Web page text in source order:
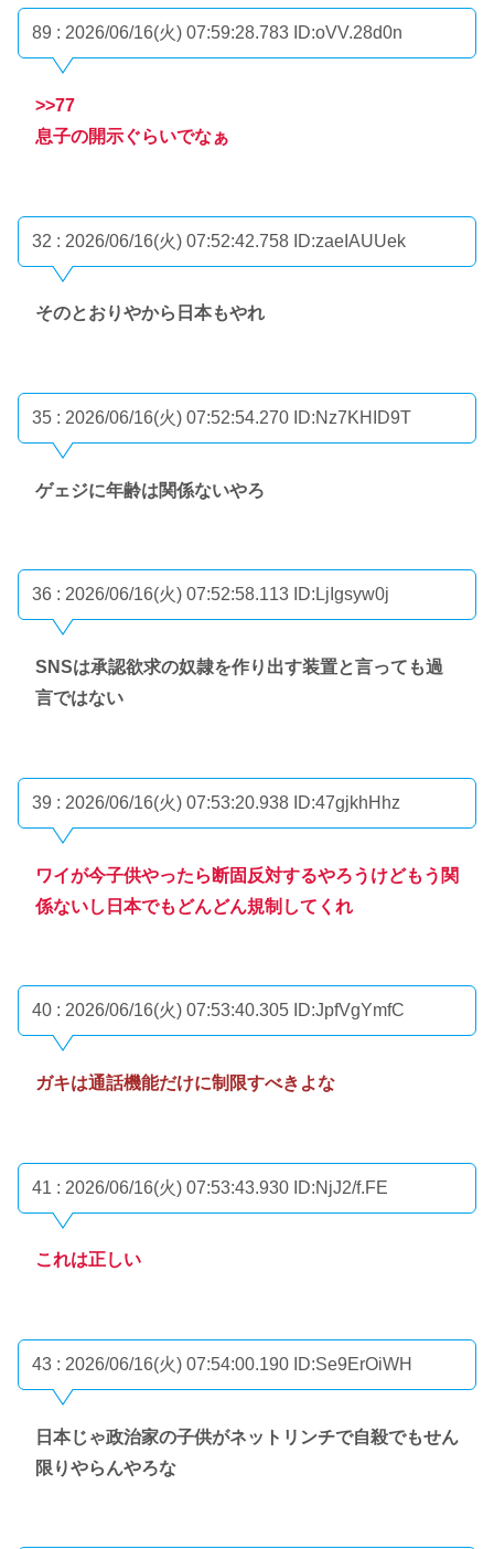
89 : 2026/06/16(火) 07:59:28.783 ID:oVV.28d0n
>>77
息子の開示ぐらいでなぁ
32 : 2026/06/16(火) 07:52:42.758 ID:zaeIAUUek
そのとおりやから日本もやれ
35 : 2026/06/16(火) 07:52:54.270 ID:Nz7KHID9T
ゲェジに年齢は関係ないやろ
36 : 2026/06/16(火) 07:52:58.113 ID:LjIgsyw0j
SNSは承認欲求の奴隷を作り出す装置と言っても過
言ではない
39 : 2026/06/16(火) 07:53:20.938 ID:47gjkhHhz
ワイが今子供やったら断固反対するやろうけどもう関
係ないし日本でもどんどん規制してくれ
40 : 2026/06/16(火) 07:53:40.305 ID:JpfVgYmfC
ガキは通話機能だけに制限すべきよな
41 : 2026/06/16(火) 07:53:43.930 ID:NjJ2/f.FE
これは正しい
43 : 2026/06/16(火) 07:54:00.190 ID:Se9ErOiWH
日本じゃ政治家の子供がネットリンチで自殺でもせん
限りやらんやろな